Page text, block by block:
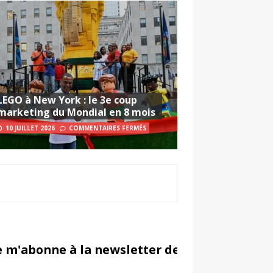
à New York : le 3e coup
du Mondial en 8 mois
10 JUILLET 2026 COMMENTAIRES FERMÉS
m'abonne à la newsletter de